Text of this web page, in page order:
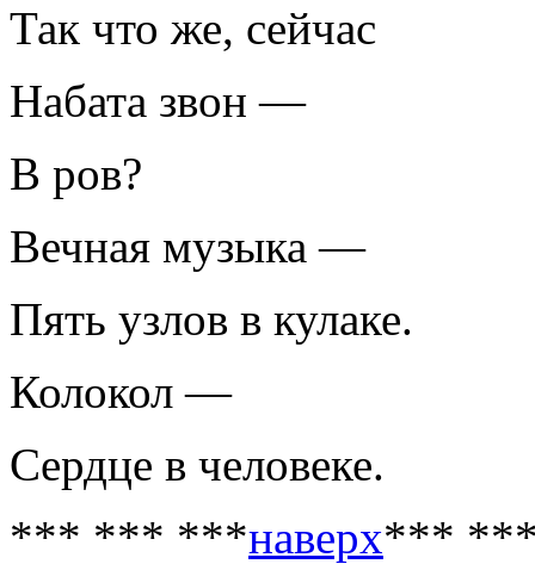
Так что же, сейчас
Набата звон —
В ров?
Вечная музыка —
Пять узлов в кулаке.
Колокол —
Сердце в человеке.
*** *** ***наверх***